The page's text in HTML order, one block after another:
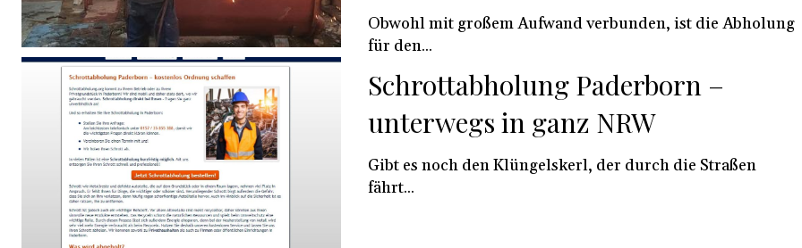
Obwohl mit großem Aufwand verbunden, ist die Abholung
für den...
Schrottabholung Paderborn –
unterwegs in ganz NRW
Gibt es noch den Klüngelskerl, der durch die Straßen
fährt...